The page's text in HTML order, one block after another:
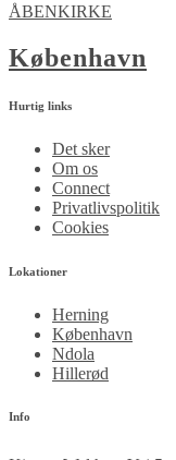
ÅBENKIRKE
København
Hurtig links
Det sker
Om os
Connect
Privatlivspolitik
Cookies
Lokationer
Herning
København
Ndola
Hillerød
Info